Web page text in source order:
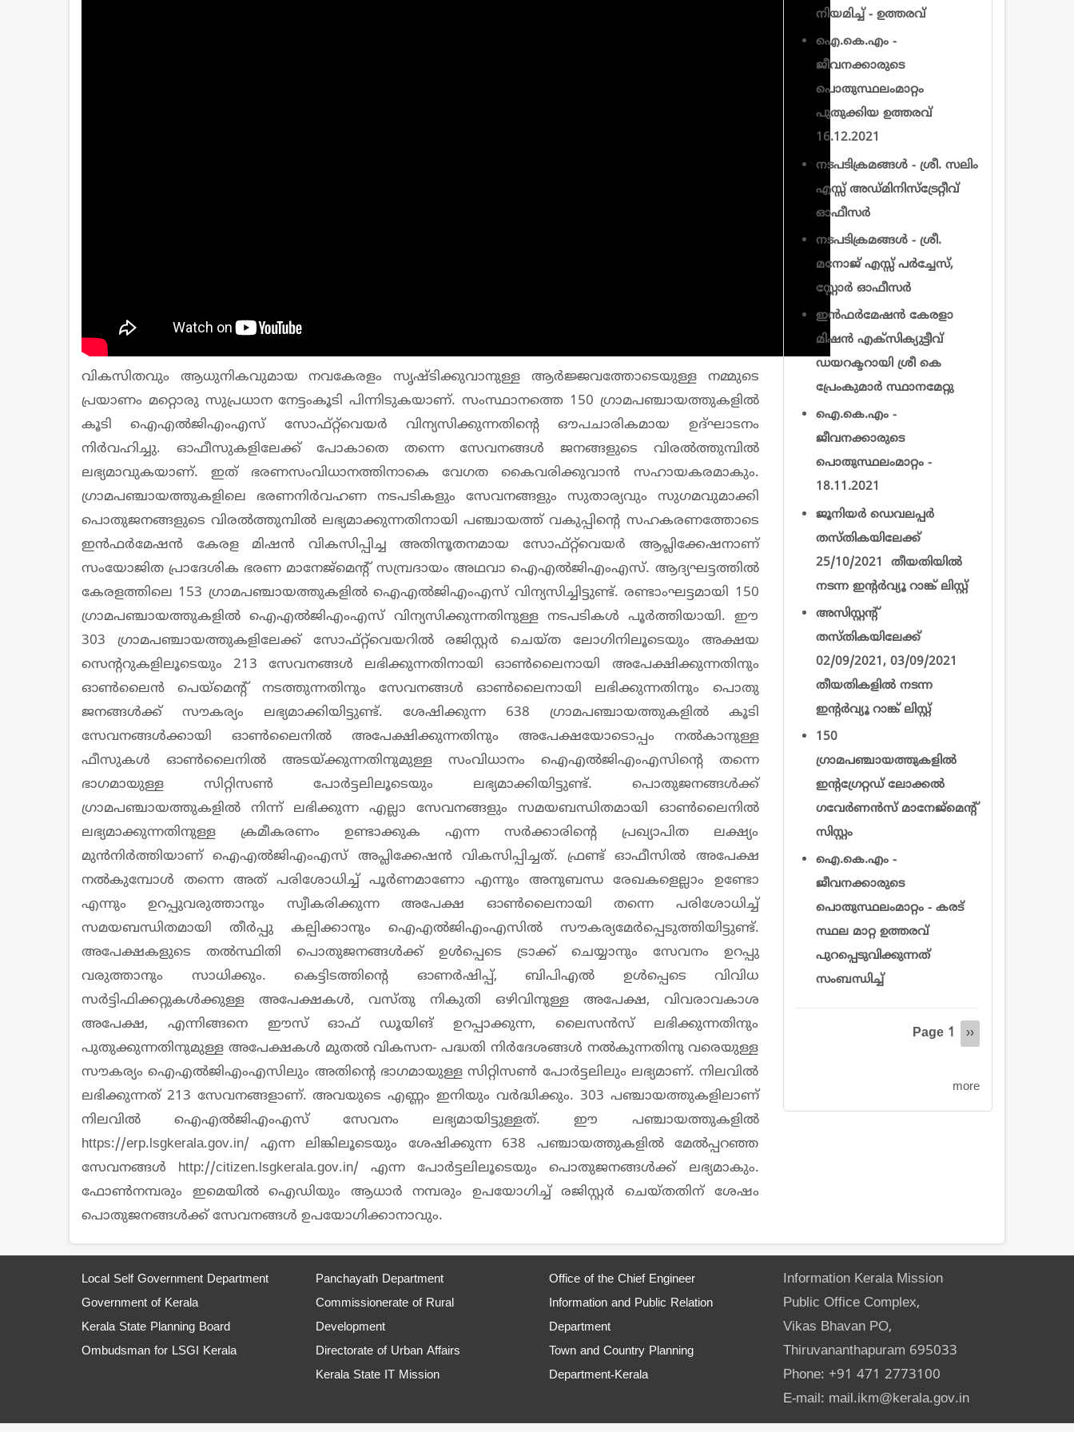
വികസിതവും ആധുനികവുമായ നവകേരളം സൃഷ്ടിക്കുവാനുള്ള ആർജ്ജവത്തോടെയുള്ള നമ്മുടെ
പ്രയാണം മറ്റൊരു സുപ്രധാന നേട്ടംകൂടി പിന്നിടുകയാണ്. സംസ്ഥാനത്തെ 150 ഗ്രാമപഞ്ചായത്തുകളിൽ
കൂടി ഐഎൽജിഎംഎസ് സോഫ്റ്റ്‌വെയർ വിന്യസിക്കുന്നതിന്റെ ഔപചാരികമായ ഉദ്ഘാടനം
നിർവഹിച്ചു. ഓഫീസുകളിലേക്ക് പോകാതെ തന്നെ സേവനങ്ങൾ ജനങ്ങളുടെ വിരൽത്തുമ്പിൽ
ലഭ്യമാവുകയാണ്. ഇത് ഭരണസംവിധാനത്തിനാകെ വേഗത കെെവരിക്കുവാൻ സഹായകരമാകും.
ഗ്രാമപഞ്ചായത്തുകളിലെ ഭരണനിർവഹണ നടപടികളും സേവനങ്ങളും സുതാര്യവും സുഗമവുമാക്കി
പൊതുജനങ്ങളുടെ വിരൽത്തുമ്പിൽ ലഭ്യമാക്കുന്നതിനായി പഞ്ചായത്ത് വകുപ്പിന്റെ സഹകരണത്തോടെ
ഇൻഫർമേഷൻ കേരള മിഷൻ വികസിപ്പിച്ച അതിനൂതനമായ സോഫ്റ്റ്‌വെയർ ആപ്ലിക്കേഷനാണ്
സംയോജിത പ്രാദേശിക ഭരണ മാനേജ്മെന്റ് സമ്പ്രദായം അഥവാ ഐഎൽജിഎംഎസ്. ആദ്യഘട്ടത്തിൽ
കേരളത്തിലെ 153 ഗ്രാമപഞ്ചായത്തുകളിൽ ഐഎൽജിഎംഎസ് വിന്യസിച്ചിട്ടുണ്ട്. രണ്ടാംഘട്ടമായി 150
ഗ്രാമപഞ്ചായത്തുകളിൽ ഐഎൽജിഎംഎസ് വിന്യസിക്കുന്നതിനുള്ള നടപടികൾ പൂർത്തിയായി. ഈ
303 ഗ്രാമപഞ്ചായത്തുകളിലേക്ക് സോഫ്റ്റ്‌വെയറിൽ രജിസ്റ്റർ ചെയ്ത ലോഗിനിലൂടെയും അക്ഷയ
സെന്ററുകളിലൂടെയും 213 സേവനങ്ങൾ ലഭിക്കുന്നതിനായി ഓൺലൈനായി അപേക്ഷിക്കുന്നതിനും
ഓൺലൈൻ പെയ്മെന്റ് നടത്തുന്നതിനും സേവനങ്ങൾ ഓൺലൈനായി ലഭിക്കുന്നതിനും പൊതു
ജനങ്ങൾക്ക് സൗകര്യം ലഭ്യമാക്കിയിട്ടുണ്ട്. ശേഷിക്കുന്ന 638 ഗ്രാമപഞ്ചായത്തുകളിൽ കൂടി
സേവനങ്ങൾക്കായി ഓൺലൈനിൽ അപേക്ഷിക്കുന്നതിനും അപേക്ഷയോടൊപ്പം നൽകാനുള്ള
ഫീസുകൾ ഓൺലൈനിൽ അടയ്ക്കുന്നതിനുമുള്ള സംവിധാനം ഐഎൽജിഎംഎസിന്റെ തന്നെ
ഭാഗമായുള്ള സിറ്റിസൺ പോർട്ടലിലൂടെയും ലഭ്യമാക്കിയിട്ടുണ്ട്. പൊതുജനങ്ങൾക്ക്
ഗ്രാമപഞ്ചായത്തുകളിൽ നിന്ന് ലഭിക്കുന്ന എല്ലാ സേവനങ്ങളും സമയബന്ധിതമായി ഓൺലൈനിൽ
ലഭ്യമാക്കുന്നതിനുള്ള ക്രമീകരണം ഉണ്ടാക്കുക എന്ന സർക്കാരിന്റെ പ്രഖ്യാപിത ലക്ഷ്യം
മുൻനിർത്തിയാണ് ഐഎൽജിഎംഎസ് അപ്ലിക്കേഷൻ വികസിപ്പിച്ചത്. ഫ്രണ്ട് ഓഫീസിൽ അപേക്ഷ
നൽകുമ്പോൾ തന്നെ അത് പരിശോധിച്ച് പൂർണമാണോ എന്നും അനുബന്ധ രേഖകളെല്ലാം ഉണ്ടോ
എന്നും ഉറപ്പുവരുത്താനും സ്വീകരിക്കുന്ന അപേക്ഷ ഓൺലൈനായി തന്നെ പരിശോധിച്ച്
സമയബന്ധിതമായി തീർപ്പു കല്പിക്കാനും ഐഎൽജിഎംഎസിൽ സൗകര്യമേർപ്പെടുത്തിയിട്ടുണ്ട്.
അപേക്ഷകളുടെ തൽസ്ഥിതി പൊതുജനങ്ങൾക്ക് ഉൾപ്പെടെ ട്രാക്ക് ചെയ്യാനും സേവനം ഉറപ്പു
വരുത്താനും സാധിക്കും. കെട്ടിടത്തിന്റെ ഓണർഷിപ്പ്, ബിപിഎൽ ഉൾപ്പെടെ വിവിധ
സർട്ടിഫിക്കറ്റുകൾക്കുള്ള അപേക്ഷകൾ, വസ്തു നികുതി ഒഴിവിനുള്ള അപേക്ഷ, വിവരാവകാശ
അപേക്ഷ, എന്നിങ്ങനെ ഈസ് ഓഫ് ഡൂയിങ് ഉറപ്പാക്കുന്ന, ലൈസൻസ് ലഭിക്കുന്നതിനും
പുതുക്കുന്നതിനുമുള്ള അപേക്ഷകൾ മുതൽ വികസന- പദ്ധതി നിർദേശങ്ങൾ നൽകുന്നതിനു വരെയുള്ള
സൗകര്യം ഐഎൽജിഎംഎസിലും അതിന്റെ ഭാഗമായുള്ള സിറ്റിസൺ പോർട്ടലിലും ലഭ്യമാണ്. നിലവിൽ
ലഭിക്കുന്നത് 213 സേവനങ്ങളാണ്. അവയുടെ എണ്ണം ഇനിയും വർദ്ധിക്കും. 303 പഞ്ചായത്തുകളിലാണ്
നിലവിൽ ഐഎൽജിഎംഎസ് സേവനം ലഭ്യമായിട്ടുള്ളത്. ഈ പഞ്ചായത്തുകളിൽ
https://erp.lsgkerala.gov.in/ എന്ന ലിങ്കിലൂടെയും ശേഷിക്കുന്ന 638 പഞ്ചായത്തുകളിൽ മേൽപ്പറഞ്ഞ
സേവനങ്ങൾ http://citizen.lsgkerala.gov.in/ എന്ന പോർട്ടലിലൂടെയും പൊതുജനങ്ങൾക്ക് ലഭ്യമാകും.
ഫോൺനമ്പരും ഇമെയിൽ ഐഡിയും ആധാർ നമ്പരും ഉപയോഗിച്ച് രജിസ്റ്റർ ചെയ്തതിന് ശേഷം
പൊതുജനങ്ങൾക്ക് സേവനങ്ങൾ ഉപയോഗിക്കാനാവും.
നിയമിച്ച് - ഉത്തരവ്
ഐ.കെ.എം -
ജീവനക്കാരുടെ
പൊതുസ്ഥലംമാറ്റം
പുതുക്കിയ ഉത്തരവ്
16.12.2021
നടപടിക്രമങ്ങൾ - ശ്രീ. സലിം
എസ്സ് അഡ്മിനിസ്ട്രേറ്റീവ്
ഓഫീസര്‍
നടപടിക്രമങ്ങൾ - ശ്രീ.
മനോജ് എസ്സ് പർച്ചേസ്,
സ്റ്റോർ ഓഫീസര്‍
ഇന്‍ഫര്‍മേഷന്‍ കേരളാ
മിഷന്‍ എക്സിക്യുട്ടീവ്‌
ഡയറക്ടറായി ശ്രീ കെ
പ്രേംകുമാര്‍ സ്ഥാനമേറ്റു
ഐ.കെ.എം -
ജീവനക്കാരുടെ
പൊതുസ്ഥലംമാറ്റം -
18.11.2021
ജൂനിയർ ഡെവലപ്പർ
തസ്തികയിലേക്ക്
25/10/2021 തീയതിയിൽ
നടന്ന ഇന്റര്‍വ്യൂ റാങ്ക് ലിസ്റ്റ്
അസിസ്റ്റന്റ്
തസ്തികയിലേക്ക്
02/09/2021, 03/09/2021
തീയതികളിൽ നടന്ന
ഇന്റര്‍വ്യൂ റാങ്ക് ലിസ്റ്റ്
150
ഗ്രാമപഞ്ചായത്തുകളിൽ
ഇന്റഗ്രേറ്റഡ് ലോക്കൽ
ഗവേർണൻസ് മാനേജ്‌മെന്റ്
സിസ്റ്റം
ഐ.കെ.എം -
ജീവനക്കാരുടെ
പൊതുസ്ഥലംമാറ്റം - കരട്
സ്ഥല മാറ്റ ഉത്തരവ്
പുറപ്പെടുവിക്കുന്നത്
സംബന്ധിച്ച്
Page 1
Next
››
more
Local Self Government Department
Government of Kerala
Kerala State Planning Board
Ombudsman for LSGI Kerala
Panchayath Department
Commissionerate of Rural
Development
Directorate of Urban Affairs
Kerala State IT Mission
Office of the Chief Engineer
Information and Public Relation
Department
Town and Country Planning
Department-Kerala
Information Kerala Mission
Public Office Complex,
Vikas Bhavan PO,
Thiruvananthapuram 695033
Phone: +91 471 2773100
E-mail: mail.ikm@kerala.gov.in